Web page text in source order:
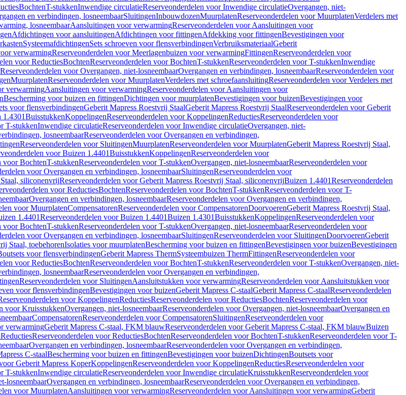
BochtenT-stukkenInwendige circulatieReserveonderdelen voor Inwendige circulatieOvergangen, niet-
en verbindingen, losneembaarSluitingenInbouwdozenMuurplatenReserveonderdelen voor MuurplatenVerdelers met
losneembaarAansluitingen voor verwarmingReserveonderdelen voor Aansluitingen voor
Afdichtingen voor aansluitingenAfdichtingen voor fittingenAfdekking voor fittingenBevestigingen voor
SysteemafdichtingenSets schroeven voor flensverbindingenVerbruiksmateriaalGeberit
verwarmingReserveonderdelen voor Meerlagenbuizen voor verwarmingFittingenReserveonderdelen voor
voor ReductiesBochtenReserveonderdelen voor BochtenT-stukkenReserveonderdelen voor T-stukkenInwendige
Reserveonderdelen voor Overgangen, niet-losneembaarOvergangen en verbindingen, losneembaarReserveonderdelen voor
MuurplatenReserveonderdelen voor MuurplatenVerdelers met schroefaansluitingReserveonderdelen voor Verdelers met
verwarmingAansluitingen voor verwarmingReserveonderdelen voor Aansluitingen voor
Bescherming voor buizen en fittingenDichtingen voor muurplatenBevestigingen voor buizenBevestigingen voor
voor flensverbindingenGeberit Mapress Roestvrij StaalGeberit Mapress Roestvrij StaalReserveonderdelen voor Geberit
1.4301BuisstukkenKoppelingenReserveonderdelen voor KoppelingenReductiesReserveonderdelen voor
T-stukkenInwendige circulatieReserveonderdelen voor Inwendige circulatieOvergangen, niet-
losneembaarReserveonderdelen voor Overgangen en verbindingen,
Reserveonderdelen voor SluitingenMuurplatenReserveonderdelen voor MuurplatenGeberit Mapress Roestvrij Staal,
voor Buizen 1.4401BuisstukkenKoppelingenReserveonderdelen voor
voor BochtenT-stukkenReserveonderdelen voor T-stukkenOvergangen, niet-losneembaarReserveonderdelen voor
voor Overgangen en verbindingen, losneembaarSluitingenReserveonderdelen voor
siliconenvrijReserveonderdelen voor Geberit Mapress Roestvrij Staal, siliconenvrijBuizen 1.4401Reserveonderdelen
voor ReductiesBochtenReserveonderdelen voor BochtenT-stukkenReserveonderdelen voor T-
Overgangen en verbindingen, losneembaarReserveonderdelen voor Overgangen en verbindingen,
voor MuurplatenCompensatorenReserveonderdelen voor CompensatorenDoorvoerenGeberit Mapress Roestvrij Staal,
1.4401Reserveonderdelen voor Buizen 1.4401Buizen 1.4301BuisstukkenKoppelingenReserveonderdelen voor
voor BochtenT-stukkenReserveonderdelen voor T-stukkenOvergangen, niet-losneembaarReserveonderdelen voor
voor Overgangen en verbindingen, losneembaarSluitingenReserveonderdelen voor SluitingenDoorvoerenGeberit
Staal, toebehorenIsolaties voor muurplatenBescherming voor buizen en fittingenBevestigingen voor buizenBevestigingen
voor flensverbindingenGeberit Mapress ThermSysteembuizen ThermFittingenReserveonderdelen voor
voor ReductiesBochtenReserveonderdelen voor BochtenT-stukkenReserveonderdelen voor T-stukkenOvergangen, niet-
losneembaarReserveonderdelen voor Overgangen en verbindingen,
Reserveonderdelen voor SluitingenAansluitstukken voor verwarmingReserveonderdelen voor Aansluitstukken voor
voor flensverbindingenBevestigingen voor buizenGeberit Mapress C-staalGeberit Mapress C-staalReserveonderdelen
voor KoppelingenReductiesReserveonderdelen voor ReductiesBochtenReserveonderdelen voor
voor KruisstukkenOvergangen, niet-losneembaarReserveonderdelen voor Overgangen, niet-losneembaarOvergangen en
CompensatorenReserveonderdelen voor CompensatorenSluitingenReserveonderdelen voor
verwarmingGeberit Mapress C-staal, FKM blauwReserveonderdelen voor Geberit Mapress C-staal, FKM blauwBuizen
ReductiesReserveonderdelen voor ReductiesBochtenReserveonderdelen voor BochtenT-stukkenReserveonderdelen voor T-
Overgangen en verbindingen, losneembaarReserveonderdelen voor Overgangen en verbindingen,
C-staalBescherming voor buizen en fittingenBevestigingen voor buizenDichtingenBoutsets voor
Geberit Mapress KoperKoppelingenReserveonderdelen voor KoppelingenReductiesReserveonderdelen voor
T-stukkenInwendige circulatieReserveonderdelen voor Inwendige circulatieKruisstukkenReserveonderdelen voor
losneembaarOvergangen en verbindingen, losneembaarReserveonderdelen voor Overgangen en verbindingen,
voor MuurplatenAansluitingen voor verwarmingReserveonderdelen voor Aansluitingen voor verwarmingGeberit